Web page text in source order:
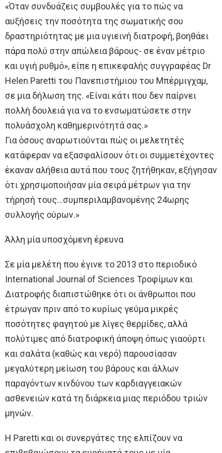
«Όταν συνδυάζεις συμβουλές για το πώς να
αυξήσεις την ποσότητα της σωματικής σου
δραστηριότητας με μια υγιεινή διατροφή, βοηθάει
πάρα πολύ στην απώλεια βάρους- σε έναν μέτριο
και υγιή ρυθμό», είπε η επικεφαλής συγγραφέας Dr
Helen Paretti του Πανεπιστήμιου του Μπέρμιγχαμ,
σε μια δήλωση της. «Είναι κάτι που δεν παίρνει
πολλή δουλειά για να το ενσωματώσετε στην
πολυάσχολη καθημερινότητά σας.»
Για όσους αναρωτιούνται πώς οι μελετητές
κατάφεραν να εξασφαλίσουν ότι οι συμμετέχοντες
έκαναν αλήθεια αυτά που τους ζητήθηκαν, εξήγησαν
ότι χρησιμοποιήσαν μία σειρά μέτρων για την
τήρησή τους…συμπεριλαμβανομένης 24ωρης
συλλογής ούρων.»
Άλλη μία υποσχόμενη έρευνα
Σε μία μελέτη που έγινε το 2013 στο περιοδικό
International Journal of Sciences Τροφίμων και
Διατροφής διαπιστώθηκε ότι οι άνθρωποι που
έτρωγαν πριν από το κυρίως γεύμα μικρές
ποσότητες φαγητού με λίγες θερμίδες, αλλά
πολύτιμες από διατροφική άποψη όπως γιαούρτι
και σαλάτα (καθώς και νερό) παρουσίασαν
μεγαλύτερη μείωση του βάρους και άλλων
παραγόντων κινδύνου των καρδιαγγειακών
ασθενειών κατά τη διάρκεια μιας περιόδου τριών
μηνών.
Η Paretti και οι συνεργάτες της ελπίζουν να